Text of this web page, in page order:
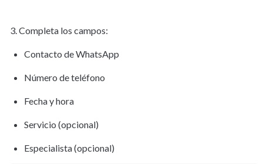
3. Completa los campos:
Contacto de WhatsApp
Número de teléfono
Fecha y hora
Servicio (opcional)
Especialista (opcional)